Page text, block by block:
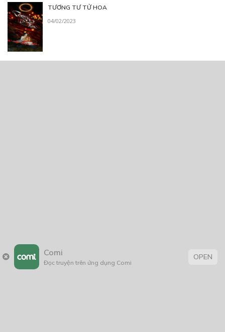
TƯƠNG TƯ TỬ HOA
04/02/2023
Comi
Đọc truyện trên ứng dụng Comi
OPEN